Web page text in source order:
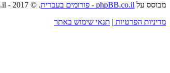
מבוסס על phpBB.co.il - פורומים בעברית
. © 2017 - phpBB.co.il.
מדיניות הפרטיות | תנאי שימוש באתר